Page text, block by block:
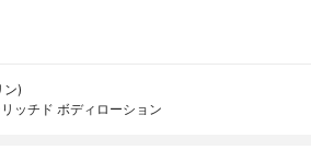
ン)
ッチド ボディローション